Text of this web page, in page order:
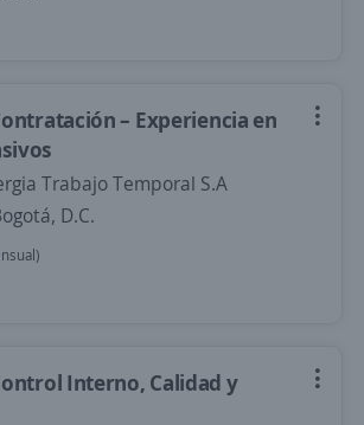
– Experiencia en
Trabajo Temporal S.A
D.C.
Interno, Calidad y